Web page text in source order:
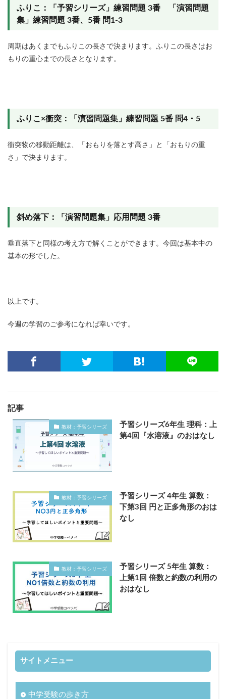
ふりこ：「予習シリーズ」練習問題 3番 「演習問題
集」練習問題 3番、5番 問1-3
周期はあくまでもふりこの長さで決まります。ふりこの長さはお
もりの重心までの長さとなります。
ふりこ×衝突：「演習問題集」練習問題 5番 問4・5
衝突物の移動距離は、「おもりを落とす高さ」と「おもりの重
さ」で決まります。
斜め落下：「演習問題集」応用問題 3番
垂直落下と同様の考え方で解くことができます。今回は基本中の
基本の形でした。
以上です。
今週の学習のご参考になれば幸いです。
記事
教材：予習シリーズ
予習シリーズ6年生 理科：上
第4回『水溶液』のおはなし
教材：予習シリーズ
予習シリーズ 4年生 算数：
下第3回 円と正多角形のおは
なし
教材：予習シリーズ
予習シリーズ 5年生 算数：
上第1回 倍数と約数の利用の
おはなし
サイトメニュー
中学受験の歩き方